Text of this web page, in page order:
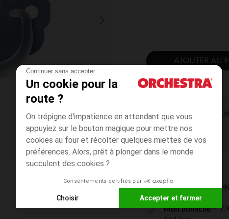
Continuer sans accepter
Un cookie pour la
route ?
On trépigne d'impatience en attendant que vous
appuyiez sur le bouton magique pour mettre nos
cookies au four et récolter quelques miettes de vos
préférences. Alors, prêt à plonger dans le monde
succulent des cookies ?
Consentements certifiés par
Choisir Accepter et fermer
Plateforme de Gestion du Consentement : Personnalisez
AJOUTER AU
MODES DE
Mon domicile